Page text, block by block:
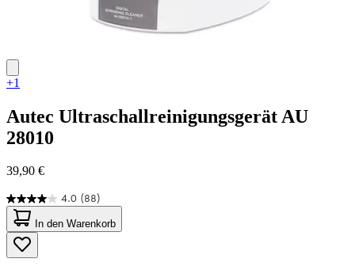
+1
Autec Ultraschallreinigungsgerät AU
28010
39,90 €
4.0 (88)
4.0
von
5
Sternen.
88
In den Warenkorb